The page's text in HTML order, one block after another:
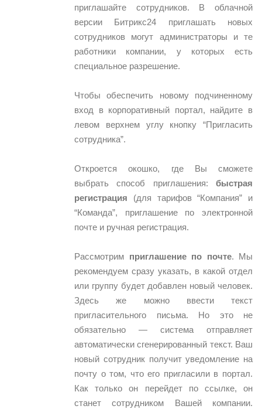
приглашайте сотрудников. В облачной
версии Битрикс24 приглашать новых
сотрудников могут администраторы и те
работники компании, у которых есть
специальное разрешение.
Чтобы обеспечить новому подчиненному
вход в корпоративный портал, найдите в
левом верхнем углу кнопку “Пригласить
сотрудника”.
Откроется окошко, где Вы сможете
выбрать способ приглашения: быстрая
регистрация (для тарифов “Компания” и
“Команда”, приглашение по электронной
почте и ручная регистрация.
Рассмотрим приглашение по почте. Мы
рекомендуем сразу указать, в какой отдел
или группу будет добавлен новый человек.
Здесь же можно ввести текст
пригласительного письма. Но это не
обязательно — система отправляет
автоматически сгенерированный текст. Ваш
новый сотрудник получит уведомление на
почту о том, что его пригласили в портал.
Как только он перейдет по ссылке, он
станет сотрудником Вашей компании.